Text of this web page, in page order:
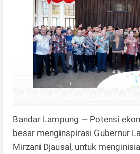
Bandar Lampung — Potensi
besar menginspirasi Gubernur
Mirzani Djausal, untuk